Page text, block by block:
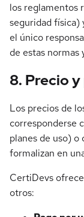
los reglamentos
seguridad física)
el único
de estas normas
8. Precio
Los precios de
corresponderse
planes de uso) o
formalizan en
CertiDevs
otros: